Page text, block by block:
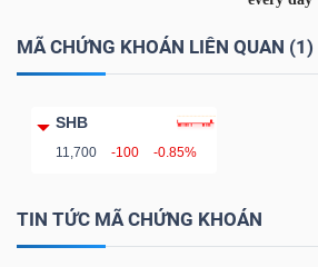
MÃ CHỨNG KHOÁN LIÊN QUAN (1)
SHB
11,700 -100 -0.85%
TIN TỨC MÃ CHỨNG KHOÁN
TIÊU
THIẾT